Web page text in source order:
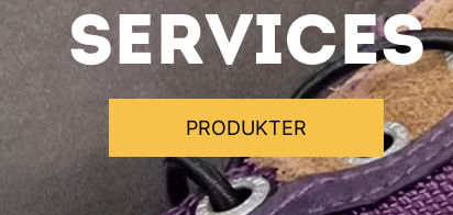
services
PRODUKTER